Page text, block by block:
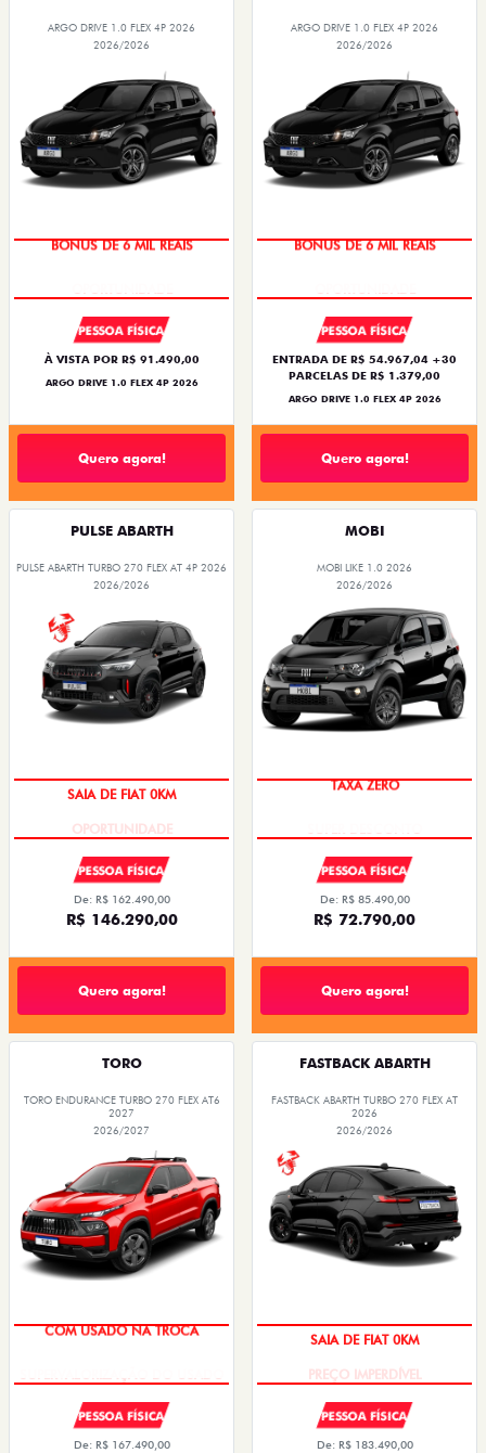
ARGO DRIVE 1.0 FLEX 4P 2026
2026/2026
BÔNUS DE 6 MIL REAIS
PESSOA FÍSICA
À VISTA POR R$ 91.490,00
ARGO DRIVE 1.0 FLEX 4P 2026
Quero agora!
ARGO DRIVE 1.0 FLEX 4P 2026
2026/2026
BÔNUS DE 6 MIL REAIS
PESSOA FÍSICA
ENTRADA DE R$ 54.967,04 +30
PARCELAS DE R$ 1.379,00
ARGO DRIVE 1.0 FLEX 4P 2026
Quero agora!
PULSE ABARTH
PULSE ABARTH TURBO 270 FLEX AT 4P 2026
2026/2026
SAIA DE FIAT 0KM
PESSOA FÍSICA
De: R$ 162.490,00
R$ 146.290,00
Quero agora!
MOBI
MOBI LIKE 1.0 2026
2026/2026
TAXA ZERO
PESSOA FÍSICA
De: R$ 85.490,00
R$ 72.790,00
Quero agora!
TORO
TORO ENDURANCE TURBO 270 FLEX AT6
2027
2026/2027
COM USADO NA TROCA
PESSOA FÍSICA
De: R$ 167.490,00
FASTBACK ABARTH
FASTBACK ABARTH TURBO 270 FLEX AT
2026
2026/2026
SAIA DE FIAT 0KM
PESSOA FÍSICA
De: R$ 183.490,00